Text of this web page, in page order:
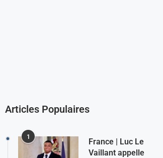
Articles Populaires
1
France | Luc Le
Vaillant appelle